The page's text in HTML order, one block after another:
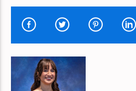
HUIDIG NUMMER
THE MIDDLE OF THE ROAD SHOW
HANS DE KNEGT